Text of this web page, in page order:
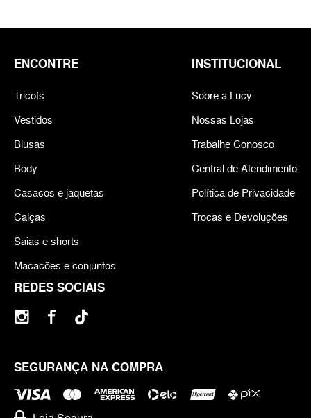
REDES SOCIAIS
SEGURANÇA NA COMPRA
ENCONTRE
Tricots
Vestidos
Blusas
Body
Casacos e jaquetas
Calças
Saias e shorts
Macacões e conjuntos
INSTITUCIONAL
Sobre a Lucy
Nossas Lojas
Trabalhe Conosco
Central de Atendimento
Política de Privacidade
Trocas e Devoluções